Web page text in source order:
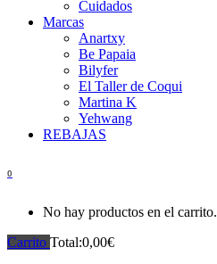
Cuidados
Marcas
Anartxy
Be Papaia
Bilyfer
El Taller de Coqui
Martina K
Yehwang
REBAJAS
0
No hay productos en el carrito.
Carrito Total:0,00€